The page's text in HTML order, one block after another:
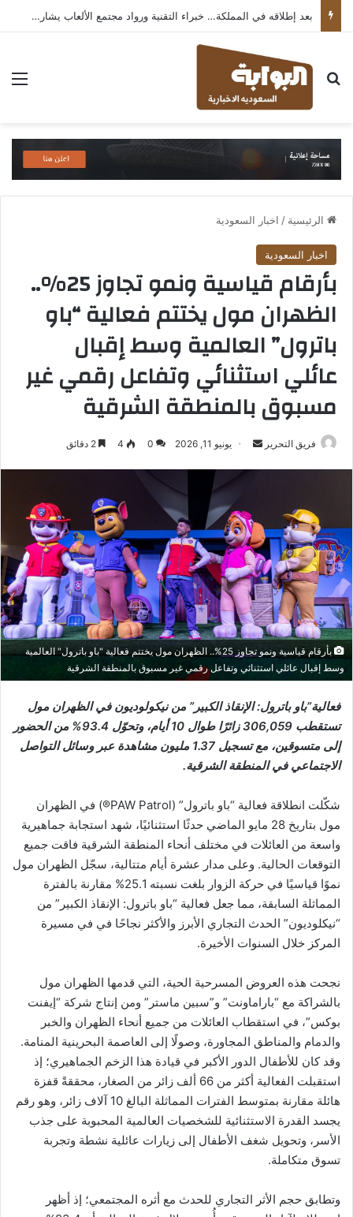
بعد إطلاقه في المملكة… خبراء التقنية ورواد مجتمع الألعاب يشاركون انطباعاتهم حول TECNO POVA 8 Pro 5G
بحث عن
الرئيسية / اخبار السعودية
اخبار السعودية
بأرقام قياسية ونمو تجاوز 25%..
الظهران مول يختتم فعالية “باو
باترول” العالمية وسط إقبال
عائلي استثنائي وتفاعل رقمي غير
مسبوق بالمنطقة الشرقية
فريق التحرير
أرسل يونيو 11, 2026 0
4
بأرقام قياسية ونمو تجاوز 25%.. الظهران مول يختتم فعالية "باو باترول" العالمية
وسط إقبال عائلي استثنائي وتفاعل رقمي غير مسبوق بالمنطقة الشرقية
فعالية”باو باترول: الإنقاذ الكبير” من نيكولوديون في الظهران مول
تستقطب 306,059 زائرًا طوال 10 أيام، وتحوّل 93.4% من الحضور
إلى متسوقين، مع تسجيل 1.37 مليون مشاهدة عبر وسائل التواصل
الاجتماعي في المنطقة الشرقية.
شكّلت انطلاقة فعالية “باو باترول” (PAW Patrol®) في الظهران
مول بتاريخ 28 مايو الماضي حدثًا استثنائيًا، شهد استجابة جماهيرية
واسعة من العائلات في مختلف أنحاء المنطقة الشرقية فاقت جميع
التوقعات الحالية. وعلى مدار عشرة أيام متتالية، سجّل الظهران مول
نموًا قياسيًا في حركة الزوار بلغت نسبته 25.1% مقارنة بالفترة
المماثلة السابقة، مما جعل فعالية “باو باترول: الإنقاذ الكبير” من
“نيكلوديون” الحدث التجاري الأبرز والأكثر نجاحًا في في مسيرة
المركز خلال السنوات الأخيرة.
نجحت هذه العروض المسرحية الحية، التي قدمها الظهران مول
بالشراكة مع “باراماونت” و”سبين ماستر” ومن إنتاج شركة “إيفنت
بوكس”، في استقطاب العائلات من جميع أنحاء الظهران والخبر
والدمام والمناطق المجاورة، وصولًا إلى العاصمة البحرينية المنامة.
وقد كان للأطفال الدور الأكبر في قيادة هذا الزخم الجماهيري؛ إذ
استقبلت الفعالية أكثر من 66 ألف زائر من الصغار، محققةً قفزة
هائلة مقارنة بمتوسط الفترات المماثلة البالغ 10 آلاف زائر، وهو رقم
يجسد القدرة الاستثنائية للشخصيات العالمية المحبوبة على جذب
الأسر، وتحويل شغف الأطفال إلى زيارات عائلية نشطة وتجربة
تسوق متكاملة.
وتطابق حجم الأثر التجاري للحدث مع أثره المجتمعي؛ إذ أظهر